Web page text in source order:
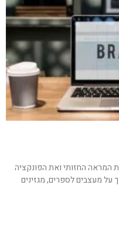
המראה החזותי ואת הפונקציה
מעצבים לספרים, מגזינים